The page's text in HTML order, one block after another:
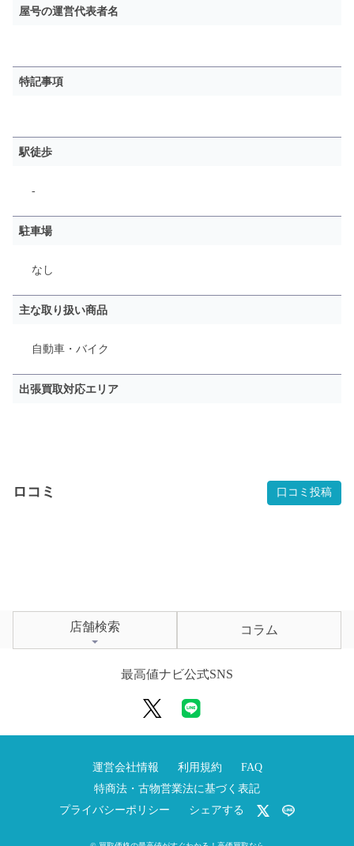
屋号の運営代表者名
特記事項
駅徒歩
-
駐車場
なし
主な取り扱い商品
自動車・バイク
出張買取対応エリア
ロコミ 口コミ投稿
店舗検索 コラム
最高値ナビ公式SNS
運営会社情報 利用規約
FAQ
特商法・古物営業法に基づく表記
プライバシーポリシー
シェアする